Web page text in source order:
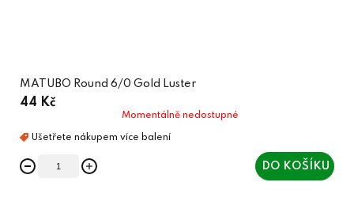
MATUBO Round 6/0 Gold Luster
44 Kč
Momentálně nedostupné
DO KOŠÍKU